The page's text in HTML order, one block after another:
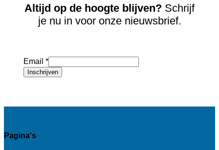
Altijd op de hoogte blijven? Schrijf
je nu in voor onze nieuwsbrief.
Email *
Inschrijven
Pagina's